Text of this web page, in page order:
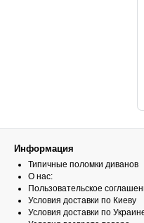
Информация
Типичные поломки диванов
О нас:
Пользовательское
Условия доставки по Киеву
Условия доставки по